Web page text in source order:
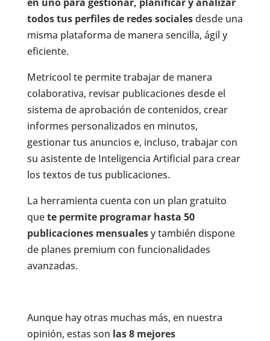
todos tus perfiles de redes socialesdesde una
misma plataforma de manera sencilla, ágil y
eficiente.
Metricool te permite trabajar de manera
colaborativa, revisar publicaciones desde el
sistema de aprobación de contenidos, crear
informes personalizados en minutos,
gestionar tus anuncios e, incluso, trabajar con
su asistente de Inteligencia Artificial para crear
los textos de tus publicaciones.
La herramienta cuenta con un plan gratuito
quete permite programar hasta 50
publicaciones mensualesy también dispone
de planes premium con funcionalidades
avanzadas.
Aunque hay otras muchas más, en nuestra
opinión, estas son las 8 mejores